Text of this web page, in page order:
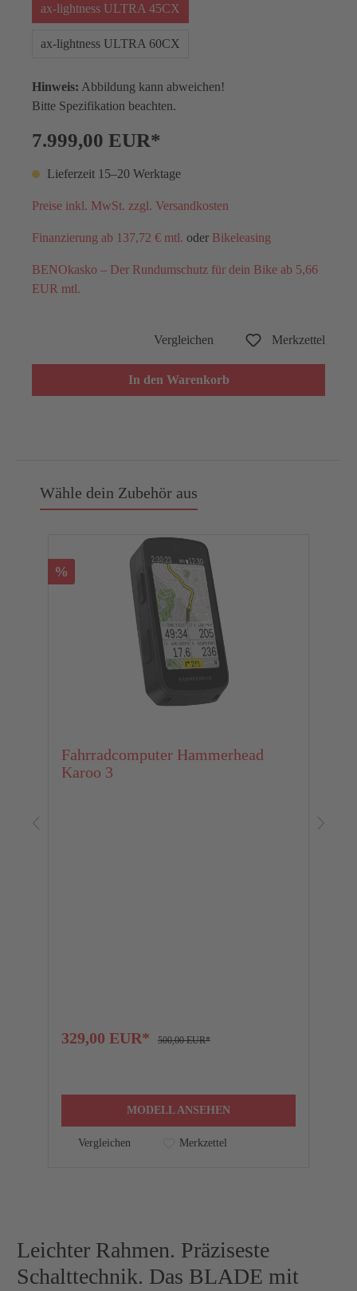
ax-lightness ULTRA 45CX
ax-lightness ULTRA 60CX
Hinweis: Abbildung kann abweichen!
Bitte Spezifikation beachten.
7.999,00 EUR*
Lieferzeit 15–20 Werktage
Preise inkl. MwSt. zzgl. Versandkosten
Finanzierung ab 137,72 € mtl. oder Bikeleasing
BENOkasko – Der Rundumschutz für dein Bike ab 5,66
EUR mtl.
Vergleichen Merkzettel
In den Warenkorb
Wähle dein Zubehör aus
%
Fahrradcomputer Hammerhead
Karoo 3
329,00 EUR* 500,00 EUR*
MODELL ANSEHEN
Vergleichen Merkzettel
Leichter Rahmen. Präziseste
Schalttechnik. Das BLADE mit